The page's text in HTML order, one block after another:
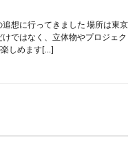
想に行ってきました 場所は東京
ではなく、立体物やプロジェク
しめます[…]